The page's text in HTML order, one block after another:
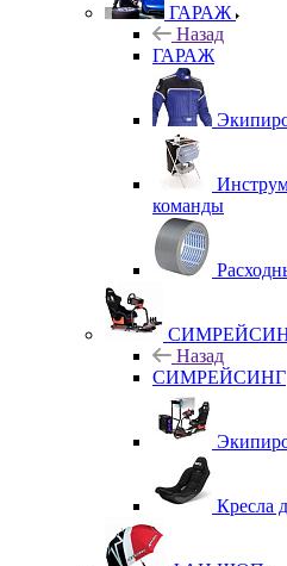
ГАРАЖ
Назад
ГАРАЖ
команды
Назад
СИМРЕЙСИНГ
Кресла